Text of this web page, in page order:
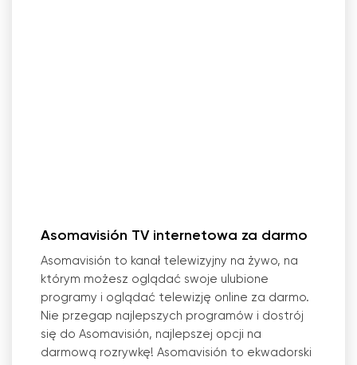
Asomavisión TV internetowa za darmo
Asomavisión to kanał telewizyjny na żywo, na
którym możesz oglądać swoje ulubione
programy i oglądać telewizję online za darmo.
Nie przegap najlepszych programów i dostrój
się do Asomavisión, najlepszej opcji na
darmową rozrywkę! Asomavisión to ekwadorski